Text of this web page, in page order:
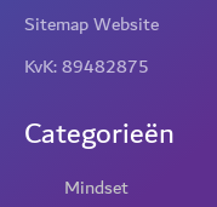
Sitemap Website
KvK: 89482875
Categorieën
Mindset